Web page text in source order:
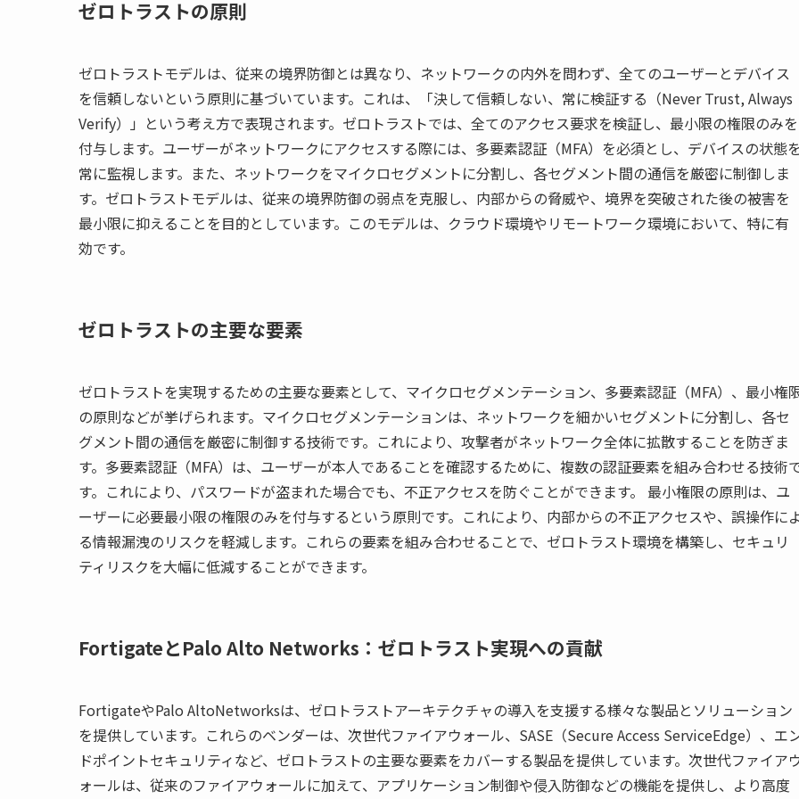
ゼロトラストの原則
ゼロトラストモデルは、従来の境界防御とは異なり、ネットワークの内外を問わず、全てのユーザーとデバイス
を信頼しないという原則に基づいています。これは、「決して信頼しない、常に検証する（Never Trust, Always
Verify）」という考え方で表現されます。ゼロトラストでは、全てのアクセス要求を検証し、最小限の権限のみを
付与します。ユーザーがネットワークにアクセスする際には、多要素認証（MFA）を必須とし、デバイスの状態
常に監視します。また、ネットワークをマイクロセグメントに分割し、各セグメント間の通信を厳密に制御しま
す。ゼロトラストモデルは、従来の境界防御の弱点を克服し、内部からの脅威や、境界を突破された後の被害を
最小限に抑えることを目的としています。このモデルは、クラウド環境やリモートワーク環境において、特に有
効です。
ゼロトラストの主要な要素
ゼロトラストを実現するための主要な要素として、マイクロセグメンテーション、多要素認証（MFA）、最小権
の原則などが挙げられます。マイクロセグメンテーションは、ネットワークを細かいセグメントに分割し、各セ
グメント間の通信を厳密に制御する技術です。これにより、攻撃者がネットワーク全体に拡散することを防ぎま
す。多要素認証（MFA）は、ユーザーが本人であることを確認するために、複数の認証要素を組み合わせる技術
す。これにより、パスワードが盗まれた場合でも、不正アクセスを防ぐことができます。 最小権限の原則は、ユ
ーザーに必要最小限の権限のみを付与するという原則です。これにより、内部からの不正アクセスや、誤操作に
る情報漏洩のリスクを軽減します。これらの要素を組み合わせることで、ゼロトラスト環境を構築し、セキュリ
ティリスクを大幅に低減することができます。
FortigateとPalo Alto Networks：ゼロトラスト実現への貢献
FortigateやPalo AltoNetworksは、ゼロトラストアーキテクチャの導入を支援する様々な製品とソリューション
を提供しています。これらのベンダーは、次世代ファイアウォール、SASE（Secure Access ServiceEdge）、エ
ドポイントセキュリティなど、ゼロトラストの主要な要素をカバーする製品を提供しています。次世代ファイア
ォールは、従来のファイアウォールに加えて、アプリケーション制御や侵入防御などの機能を提供し、より高度